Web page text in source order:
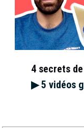
un terrain fait chier
n’a
4 secrets
▶︎ 5 vidéos